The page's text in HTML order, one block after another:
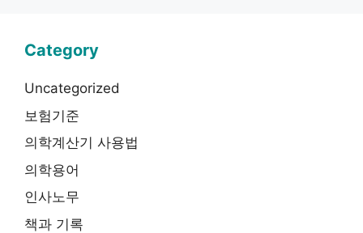
Category
Uncategorized
보험기준
의학계산기 사용법
의학용어
인사노무
책과 기록